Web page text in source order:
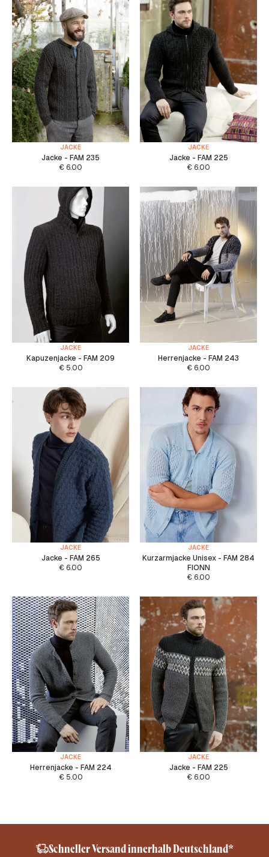
JACKE
Jacke - FAM 235
€ 6.00
JACKE
Jacke - FAM 225
€ 6.00
JACKE
Kapuzenjacke - FAM 209
€5.00
JACKE
Herrenjacke - FAM 243
€ 6.00
JACKE
Jacke - FAM 265
€ 6.00
JACKE
Kurzarmjacke Unisex - FAM 284
FIONN
€ 6.00
JACKE
Herrenjacke - FAM 224
€5.00
JACKE
Jacke - FAM 225
€ 6.00
Schneller Versand innerhalb Deutschland*